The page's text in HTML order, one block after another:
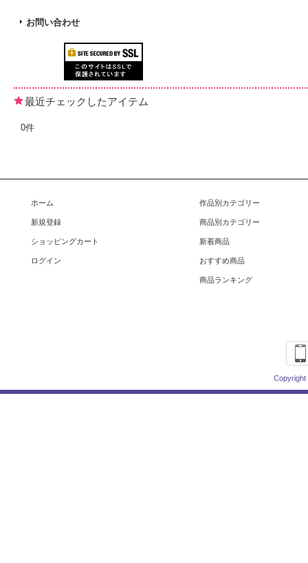
お問い合わせ
最近チェックしたアイテム
0件
ホーム
新規登録
ショッピングカート
ログイン
作品別カテゴリー
商品別カテゴリー
新着商品
おすすめ商品
商品ランキング
Copyright